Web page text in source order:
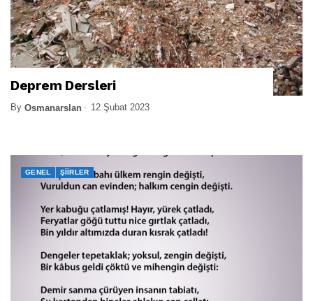
Deprem Dersleri
By Osmanarslan 12 Şubat 2023
GENEL ŞIIRLER